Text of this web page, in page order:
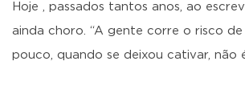
Hoje , passados tantos anos, ao
ainda choro. “A gente corre o risco
pouco, quando se deixou cativar, não